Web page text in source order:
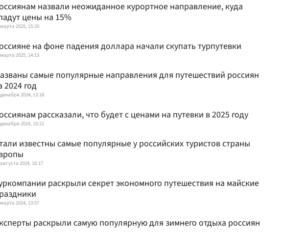
назвали неожиданное курортное направление, куда
цены на 15%
2025, 15:20
на фоне падения доллара начали скупать турпутевки
2025, 14:15
самые популярные направления для путешествий россиян
2024 год
2024, 13:18
рассказали, что будет с ценами на путевки в 2025 году
2024, 15:21
известны самые популярные у российских туристов страны
2024, 16:17
раскрыли секрет экономного путешествия на майские
2024, 13:57
раскрыли самую популярную для зимнего отдыха россиян